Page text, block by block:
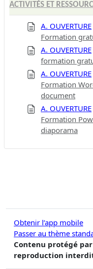
ACTIVITÉS ET
A. OUVERTURE
Formation
A. OUVERTURE
formation
A. OUVERTURE
Formation
document
A. OUVERTURE
Formation
diaporama
Obtenir l’app mobile
Passer au thème
Contenu protégé
reproduction